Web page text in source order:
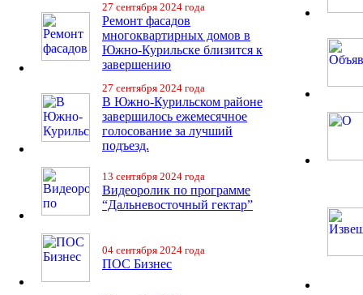
27 сентября 2024 года
Ремонт фасадов
многоквартирных домов в
Южно-Курильске близится к
завершению
27 сентября 2024 года
В Южно-Курильском районе
завершилось ежемесячное
голосование за лучший
подъезд.
13 сентября 2024 года
Видеоролик по программе
“Дальневосточный гектар”
04 сентября 2024 года
ПОС Бизнес